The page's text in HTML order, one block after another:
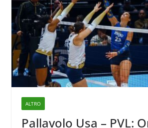
ALTRO
Pallavolo Usa – PVL: